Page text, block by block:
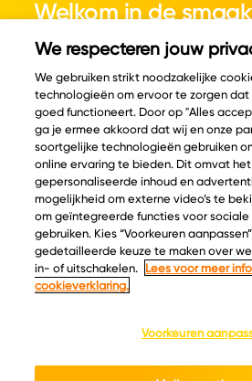
Welkom in de
van kaas.
© Copyright 2026
Inspiratie
Kaascatalogus
Recepten
Kaasplankjes
Blog
We respecteren jouw
We gebruiken strikt noodzakelijke
technologieën om ervoor te zorgen dat
goed functioneert. Door op "Alles
ga je ermee akkoord dat wij en onze
soortgelijke technologieën gebruiken
online ervaring te bieden. Dit omvat
gepersonaliseerde inhoud en
mogelijkheid om externe video’s te
om geïntegreerde functies voor
gebruiken. Kies “Voorkeuren
gedetailleerde keuze te maken over
in- of uitschakelen.
Lees voor meer
cookieverklaring.
Voorkeuren